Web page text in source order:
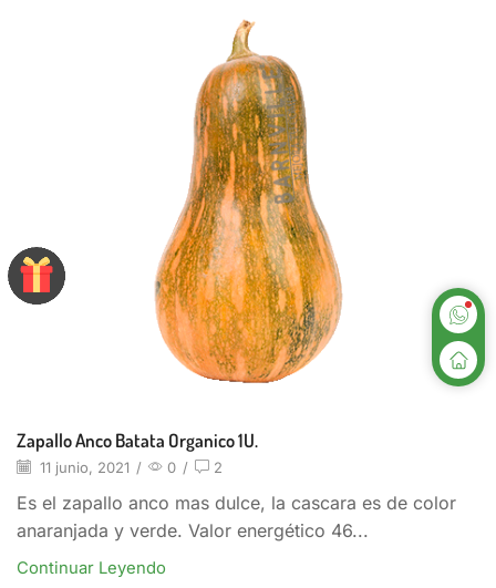
Zapallo Anco Batata Organico 1U.
11 junio, 2021 / 0 / 2
Es el zapallo anco mas dulce, la cascara es de color
anaranjada y verde. Valor energético 46...
Continuar Leyendo